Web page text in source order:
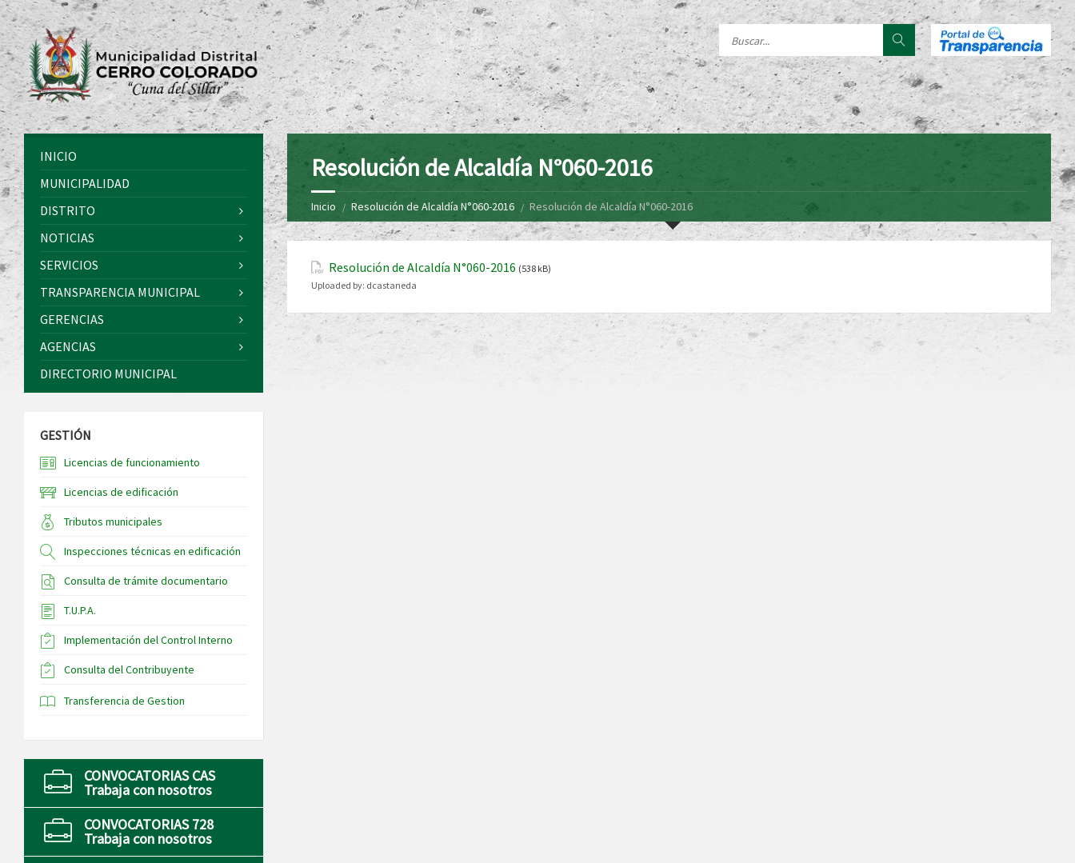
Resolución de Alcaldía N°060-2016
Inicio Resolución de Alcaldía N°060-2016 Resolución de Alcaldía N°060-2016
Resolución de Alcaldía N°060-2016 (538 kB)
Uploaded by: dcastaneda
INICIO
MUNICIPALIDAD
DISTRITO
NOTICIAS
SERVICIOS
TRANSPARENCIA MUNICIPAL
GERENCIAS
AGENCIAS
DIRECTORIO MUNICIPAL
GESTIÓN
Licencias de funcionamiento
Licencias de edificación
Tributos municipales
Inspecciones técnicas en edificación
Consulta de trámite documentario
T.U.P.A.
Implementación del Control Interno
Consulta del Contribuyente
Transferencia de Gestion
CONVOCATORIAS CAS
Trabaja con nosotros
CONVOCATORIAS 728
Trabaja con nosotros